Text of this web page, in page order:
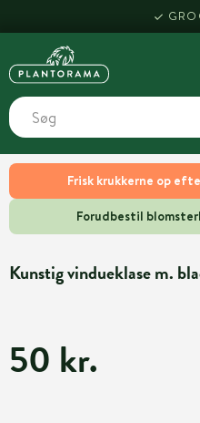
Frisk krukkerne op
Forudbestil
Kunstig vindueklase m.
50 kr.